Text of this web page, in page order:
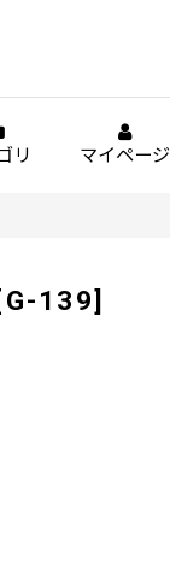
リ マイページ
[G-139]